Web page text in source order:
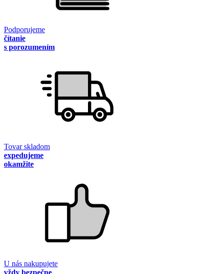
Podporujeme
čítanie
s porozumením
Tovar skladom
expedujeme
okamžite
U nás nakupujete
vždy bezpečne